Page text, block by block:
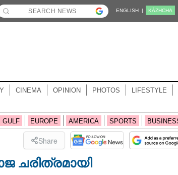
ENGLISH | KĀZHCHA
CINEMA OPINION PHOTOS LIFESTYLE
GULF EUROPE AMERICA SPORTS
Share
ചരിത്രമായി